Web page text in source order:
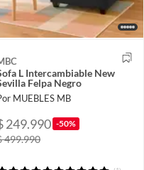
L Intercambiable New
Felpa Negro
MUEBLES MB
249.990 -50%
499.990